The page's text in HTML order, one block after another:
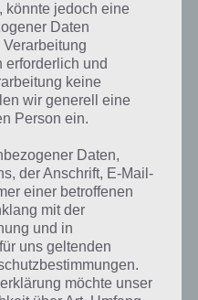
könnte jedoch eine
Daten
erforderlich und
keine
wir generell eine
Person ein.
Daten,
der Anschrift, E-Mail-
einer betroffenen
mit der
und in
uns geltenden
möchte unser